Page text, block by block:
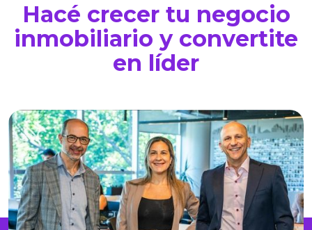
Hacé crecer tu negocio
inmobiliario y convertite
en líder